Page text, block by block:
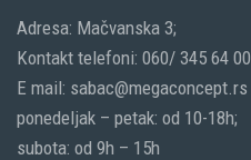
Adresa: Mačvanska 3;
Kontakt telefoni: 060/ 345 64 00
E mail: sabac@megaconcept.rs
ponedeljak – petak: od 10-18h;
subota: od 9h – 15h